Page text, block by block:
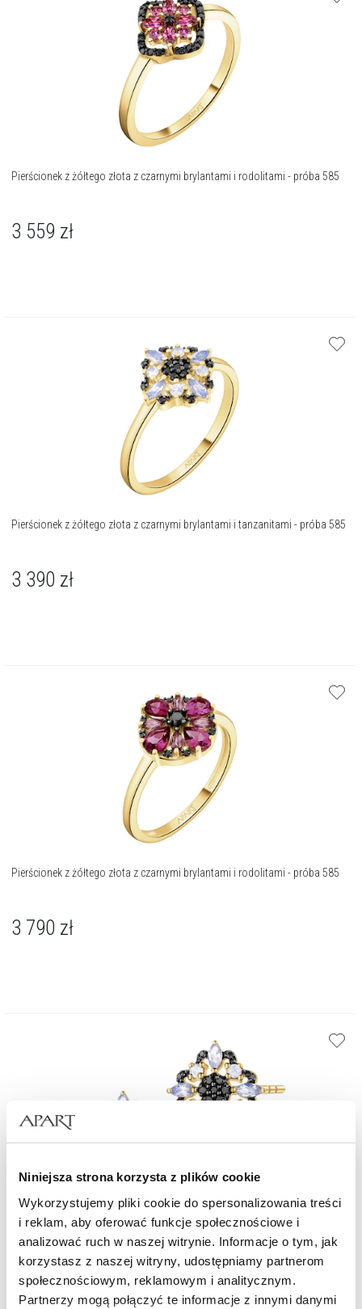
Niniejsza strona korzysta z plików cookie
Wykorzystujemy pliki cookie do spersonalizowania treści
i reklam, aby oferować funkcje społecznościowe i
analizować ruch w naszej witrynie. Informacje o tym, jak
korzystasz z naszej witryny, udostępniamy partnerom
społecznościowym, reklamowym i analitycznym.
Partnerzy mogą połączyć te informacje z innymi danymi
Pierścionek z żółtego złota z czarnymi brylantami i rodolitami - próba 585
3 559 zł
Pierścionek z żółtego złota z czarnymi brylantami i tanzanitami - próba 585
3 390 zł
Pierścionek z żółtego złota z czarnymi brylantami i rodolitami - próba 585
3 790 zł
Kolczyki z żółtego złota z czarnymi brylantami i tanzanitami - próba 585
3 659 zł